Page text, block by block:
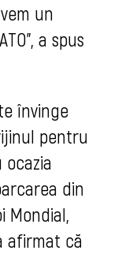
un
a spus
învinge
pentru
din
Mondial,
afirmat că